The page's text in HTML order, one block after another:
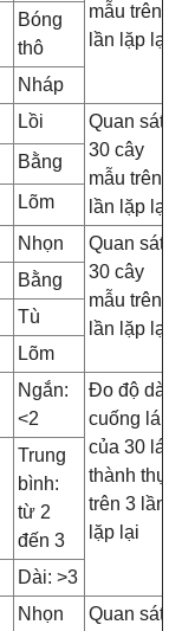
mẫu trên 3
lần lặp lại
Bóng
thô
Nháp
Lồi
Quan sát
30 cây
mẫu trên 3
lần lặp lại
Bằng
Lõm
Nhọn
Quan sát
30 cây
mẫu trên 3
lần lặp lại
Bằng
Tù
Lõm
Ngắn:
<2
Đo độ dài
cuống lá
của 30 lá
thành thục
trên 3 lần
lặp lại
Trung
bình:
từ 2
đến 3
Dài: >3
Nhọn
Quan sát